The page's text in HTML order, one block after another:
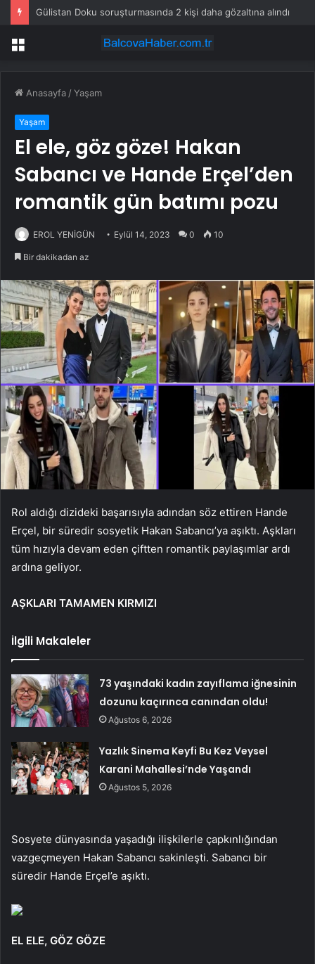
Gülistan Doku soruşturmasında 2 kişi daha gözaltına alındı
Menü
Anasayfa /Yaşam
Yaşam
El ele, göz göze! Hakan
Sabancı ve Hande Erçel’den
romantik gün batımı pozu
EROL YENİGÜN Eylül 14, 2023 0 10
Bir dakikadan az
Rol aldığı dizideki başarısıyla adından söz ettiren Hande
Erçel, bir süredir sosyetik Hakan Sabancı’ya aşıktı. Aşkları
tüm hızıyla devam eden çiftten romantik paylaşımlar ardı
ardına geliyor.
AŞKLARI TAMAMEN KIRMIZI
İlgili Makaleler
73 yaşındaki kadın zayıflama iğnesinin
dozunu kaçırınca canından oldu!
Ağustos 6, 2026
Yazlık Sinema Keyfi Bu Kez Veysel
Karani Mahallesi’nde Yaşandı
Ağustos 5, 2026
Sosyete dünyasında yaşadığı ilişkilerle çapkınlığından
vazgeçmeyen Hakan Sabancı sakinleşti. Sabancı bir
süredir Hande Erçel’e aşıktı.
EL ELE, GÖZ GÖZE